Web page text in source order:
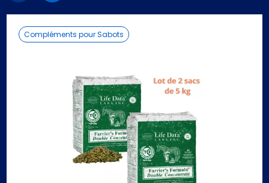
Compléments pour Sabots